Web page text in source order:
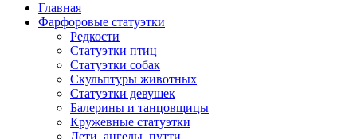
Главная
Фарфоровые статуэтки
Редкости
Cтатуэтки птиц
Cтатуэтки собак
Скульптуры животных
Статуэтки девушек
Балерины и танцовщицы
Кружевные статуэтки
Дети, ангелы, путти